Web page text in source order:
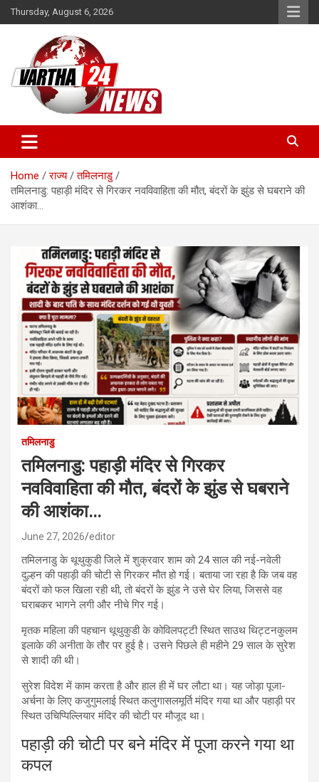
Skip
to
Thursday, August 6, 2026
Vartha 24
Home राज्य
तमिलनाडु
तमिलनाडु: पहाड़ी मंदिर से गिरकर नवविवाहिता की मौत, बंदरों के झुंड से घबराने की
आशंका…
तमिलनाडु
तमिलनाडु: पहाड़ी मंदिर से गिरकर
नवविवाहिता की मौत, बंदरों के झुंड से घबराने
की आशंका…
June 27, 2026 editor
तमिलनाडु के थूथुकुडी जिले में शुक्रवार शाम को 24 साल की नई-नवेली
दुल्हन की पहाड़ी की चोटी से गिरकर मौत हो गई। बताया जा रहा है कि जब वह
बंदरों को फल खिला रही थी, तो बंदरों के झुंड ने उसे घेर लिया, जिससे वह
घराबकर भागने लगी और नीचे गिर गई।
मृतक महिला की पहचान थूथुकुडी के कोविलपट्टी स्थित साउथ थिट्टनकुलम
इलाके की अनीता के तौर पर हुई है। उसने पिछले ही महीने 29 साल के सुरेश
से शादी की थी।
सुरेश विदेश में काम करता है और हाल ही में घर लौटा था। यह जोड़ा पूजा-
अर्चना के लिए कजुगुमलाई स्थित कलुगासलमूर्ति मंदिर गया था और पहाड़ी पर
स्थित उचिप्पिल्लियार मंदिर की चोटी पर मौजूद था।
पहाड़ी की चोटी पर बने मंदिर में पूजा करने गया था
कपल